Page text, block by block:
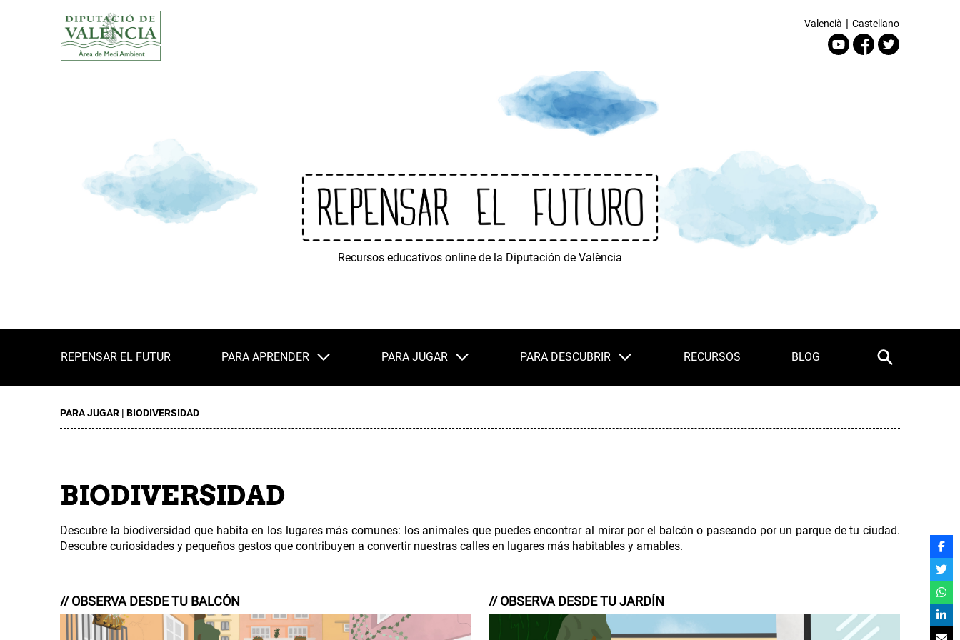
Valencià | Castellano
Recursos educativos online de la Diputación de València
REPENSAR EL FUTUR PARA APRENDER PARA JUGAR PARA DESCUBRIR RECURSOS BLOG
PARA JUGAR | BIODIVERSIDAD
BIODIVERSIDAD
Descubre la biodiversidad que habita en los lugares más comunes: los animales que puedes encontrar al mirar por el balcón o paseando por un parque de tu ciudad.
Descubre curiosidades y pequeños gestos que contribuyen a convertir nuestras calles en lugares más habitables y amables.
// OBSERVA DESDE TU BALCÓN // OBSERVA DESDE TU JARDÍN